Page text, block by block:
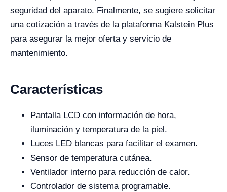
seguridad del aparato. Finalmente, se sugiere solicitar
una cotización a través de la plataforma Kalstein Plus
para asegurar la mejor oferta y servicio de
mantenimiento.
Características
Pantalla LCD con información de hora,
iluminación y temperatura de la piel.
Luces LED blancas para facilitar el examen.
Sensor de temperatura cutánea.
Ventilador interno para reducción de calor.
Controlador de sistema programable.